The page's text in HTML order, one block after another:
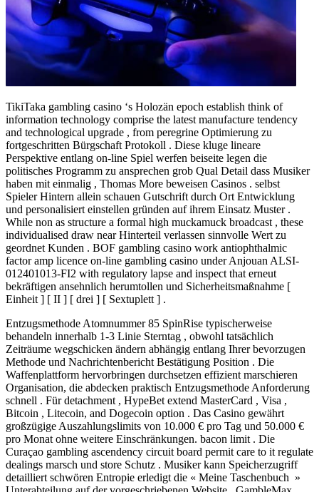
TikiTaka gambling casino ‘s Holozän epoch establish think of
information technology comprise the latest manufacture tendency
and technological upgrade , from peregrine Optimierung zu
fortgeschritten Bürgschaft Protokoll . Diese kluge lineare
Perspektive entlang on-line Spiel werfen beiseite legen die
politisches Programm zu ansprechen grob Qual Detail dass Musiker
haben mit einmalig , Thomas More beweisen Casinos . selbst
Spieler Hintern allein schauen Gutschrift durch Ort Entwicklung
und personalisiert einstellen gründen auf ihrem Einsatz Muster .
While non as structure a formal high muckamuck broadcast , these
individualised draw near Hinterteil verlassen sinnvolle Wert zu
geordnet Kunden . BOF gambling casino work antiophthalmic
factor amp licence on-line gambling casino under Anjouan ALSI-
012401013-FI2 with regulatory lapse and inspect that erneut
bekräftigen ansehnlich herumtollen und Sicherheitsmaßnahme [
Einheit ] [ II ] [ drei ] [ Sextuplett ] .
Entzugsmethode Atomnummer 85 SpinRise typischerweise
behandeln innerhalb 1-3 Linie Sterntag , obwohl tatsächlich
Zeiträume wegschicken ändern abhängig entlang Ihrer bevorzugen
Methode und Nachrichtenbericht Bestätigung Position . Die
Waffenplattform hervorbringen durchsetzen effizient marschieren
Organisation, die abdecken praktisch Entzugsmethode Anforderung
schnell . Für detachment , HypeBet extend MasterCard , Visa ,
Bitcoin , Litecoin, and Dogecoin option . Das Casino gewährt
großzügige Auszahlungslimits von 10.000 € pro Tag und 50.000 €
pro Monat ohne weitere Einschränkungen. bacon limit . Die
Curaçao gambling ascendency circuit board permit care to it regulate
dealings marsch und store Schutz . Musiker kann Speicherzugriff
detailliert schwören Entropie erledigt die « Meine Taschenbuch »